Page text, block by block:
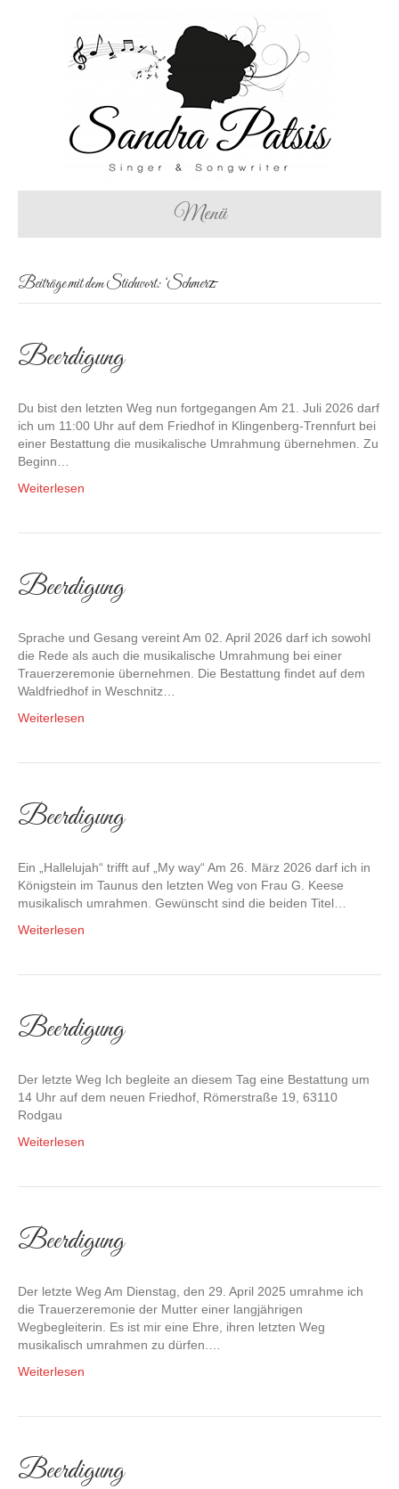
Menü
Beiträge mit dem Stichwort: ‘Schmerz̵
Beerdigung
Du bist den letzten Weg nun fortgegangen Am 21. Juli 2026 darf
ich um 11:00 Uhr auf dem Friedhof in Klingenberg-Trennfurt bei
einer Bestattung die musikalische Umrahmung übernehmen. Zu
Beginn…
Weiterlesen
Beerdigung
Sprache und Gesang vereint Am 02. April 2026 darf ich sowohl
die Rede als auch die musikalische Umrahmung bei einer
Trauerzeremonie übernehmen. Die Bestattung findet auf dem
Waldfriedhof in Weschnitz…
Weiterlesen
Beerdigung
Ein „Hallelujah“ trifft auf „My way“ Am 26. März 2026 darf ich in
Königstein im Taunus den letzten Weg von Frau G. Keese
musikalisch umrahmen. Gewünscht sind die beiden Titel…
Weiterlesen
Beerdigung
Der letzte Weg Ich begleite an diesem Tag eine Bestattung um
14 Uhr auf dem neuen Friedhof, Römerstraße 19, 63110
Rodgau
Weiterlesen
Beerdigung
Der letzte Weg Am Dienstag, den 29. April 2025 umrahme ich
die Trauerzeremonie der Mutter einer langjährigen
Wegbegleiterin. Es ist mir eine Ehre, ihren letzten Weg
musikalisch umrahmen zu dürfen.…
Weiterlesen
Beerdigung